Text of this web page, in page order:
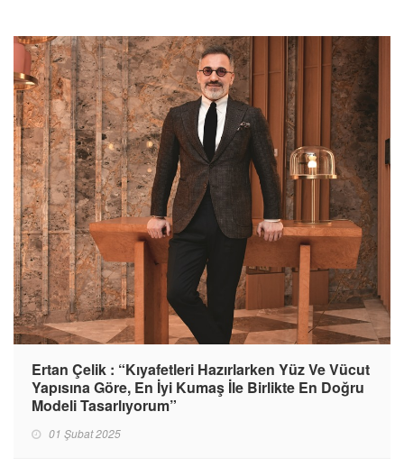
Ertan Çelik : “Kıyafetleri Hazırlarken Yüz Ve Vücut
Yapısına Göre, En İyi Kumaş İle Birlikte En Doğru
Modeli Tasarlıyorum”
01 Şubat 2025